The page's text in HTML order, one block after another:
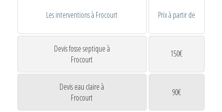
Les interventions à Frocourt Prix à partir de
Devis fosse septique à
Frocourt
150€
Devis eau claire à
Frocourt
90€